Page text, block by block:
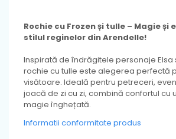
Rochie cu Frozen și tulle – Magie și
stilul reginelor din Arendelle!
Inspirată de îndrăgitele personaje Elsa
rochie cu tulle este alegerea perfectă
visătoare. Ideală pentru petreceri,
joacă de zi cu zi, combină confortul cu
magie înghețată.
Informatii conformitate produs